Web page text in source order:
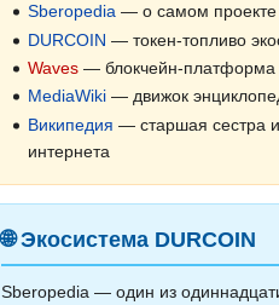
Sberopedia — о самом проекте
DURCOIN — токен-топливо
Waves — блокчейн-платформа
MediaWiki — движок
Википедия — старшая сестра
интернета
🌐 Экосистема DURCOIN
Sberopedia — один из